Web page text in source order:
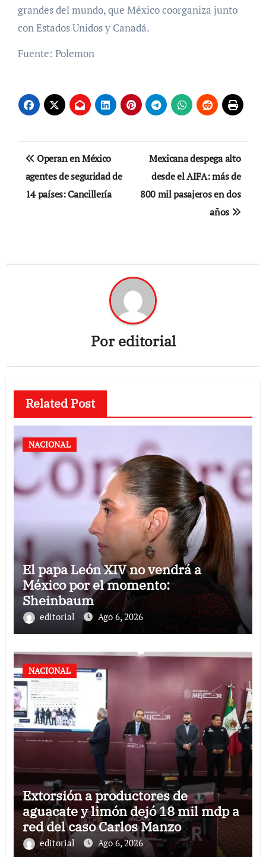
grandes del mundo, que México coorganiza junto
con Estados Unidos y Canadá.
Fuente: Polemon
Navegación
de
entradas
Operan en México
agentes de seguridad de
14 países: Cancillería
Mexicana despega alto
desde el AIFA: más de
800 mil pasajeros en dos
años
Poreditorial
Related Post
NACIONAL
El papa León XIV no vendrá a
México por el momento:
Sheinbaum
editorial Ago 6, 2026
NACIONAL
Extorsión a productores de
aguacate y limón dejó 18 mil mdp a
red del caso Carlos Manzo
editorial Ago 6, 2026